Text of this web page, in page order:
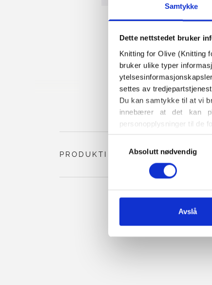
Samtykke
Dette nettstedet bruker
Knitting for Olive (Knitting
bruker ulike typer
settes av
Du kan samtykke til at vi
innebærer at det kan
personopplysninger til de
Du kan når som helst
også finner informasjon
Absolutt nødvendig
Avslå
PRODUKTINFORMASJON